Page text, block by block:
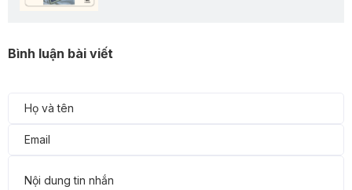
Bình luận bài viết